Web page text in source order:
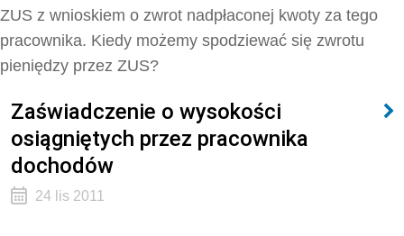
ZUS z wnioskiem o zwrot nadpłaconej kwoty za tego
pracownika. Kiedy możemy spodziewać się zwrotu
pieniędzy przez ZUS?
Zaświadczenie o wysokości
osiągniętych przez pracownika
dochodów
24 lis 2011